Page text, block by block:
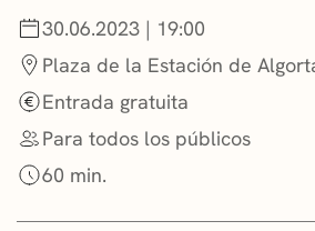
ASOCIACIONES CULTURALES
30.06.2023 | 19:00
Plaza de la Estación de
Entrada gratuita
Para todos los públicos
60 min.